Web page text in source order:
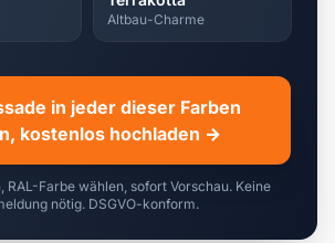
Altbau-Charme
in jeder dieser Farben
kostenlos hochladen →
RAL-Farbe wählen, sofort Vorschau. Keine
nötig. DSGVO-konform.